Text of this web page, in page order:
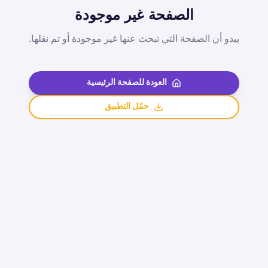
الصفحة غير موجودة
يبدو أن الصفحة التي تبحث عنها غير موجودة أو تم نقلها.
العودة للصفحة الرئيسية
حمّل التطبيق